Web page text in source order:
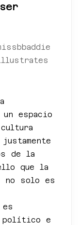
espacio
de la
que la
no solo es
político e